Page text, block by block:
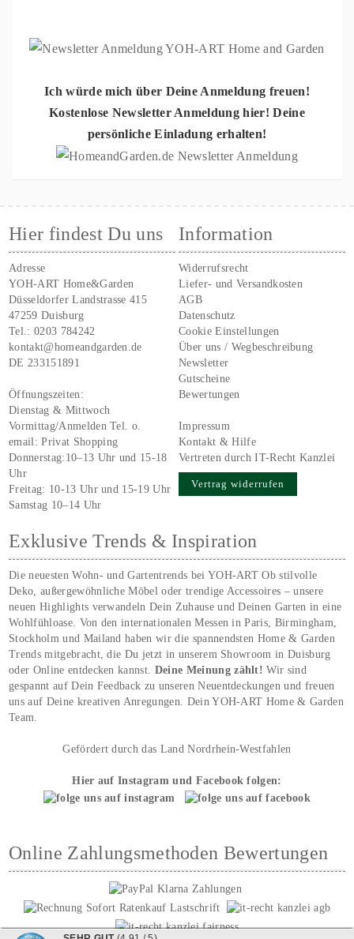
Ich würde mich über Deine Anmeldung freuen!
Kostenlose Newsletter Anmeldung hier! Deine
persönliche Einladung erhalten!
Hier findest Du uns
Adresse
YOH-ART Home&Garden
Düsseldorfer Landstrasse 415
47259 Duisburg
Tel.:0203 784242
kontakt@homeandgarden.de
DE 233151891
Öffnungszeiten:
Dienstag & Mittwoch
Vormittag/Anmelden Tel. o.
email:Privat Shopping
Donnerstag:10–13 Uhr und 15-18
Uhr
Freitag: 10-13 Uhr und 15-19 Uhr
Samstag 10–14 Uhr
Information
Widerrufsrecht
Liefer- und Versandkosten
AGB
Datenschutz
Cookie Einstellungen
Über uns / Wegbeschreibung
Newsletter
Gutscheine
Bewertungen
Impressum
Kontakt & Hilfe
Vertreten durch IT-Recht Kanzlei
Vertrag widerrufen
Exklusive Trends & Inspiration
Die neuesten Wohn- und Gartentrends bei YOH‑ART Ob stilvolle
Deko, außergewöhnliche Möbel oder trendige Accessoires – unsere
neuen Highlights verwandeln Dein Zuhause und Deinen Garten in eine
Wohlfühloase. Von den internationalen Messen in Paris, Birmingham,
Stockholm und Mailand haben wir die spannendsten Home & Garden
Trends mitgebracht, die Du jetzt in unserem Showroom in Duisburg
oder Online entdecken kannst. Deine Meinung zählt!Wir sind
gespannt auf Dein Feedback zu unseren Neuentdeckungen und freuen
uns auf Deine kreativen Anregungen. Dein YOH‑ART Home & Garden
Team.
Gefördert durch das Land Nordrhein-Westfahlen
Hier auf Instagram und Facebook folgen:
Online Zahlungsmethoden Bewertungen